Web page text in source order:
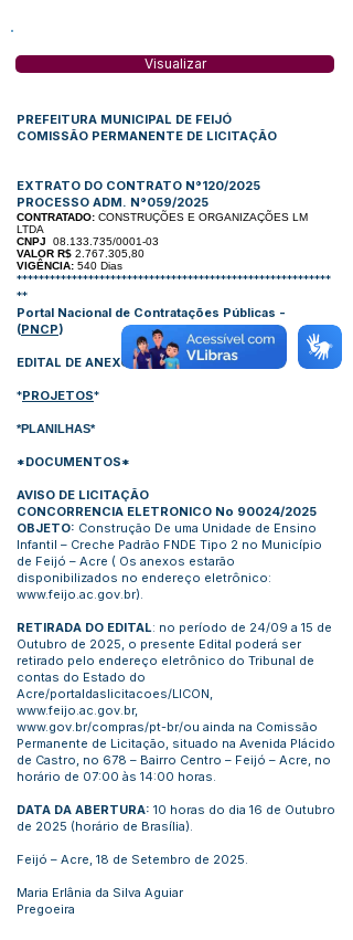
Visualizar
PREFEITURA MUNICIPAL DE FEIJÓ
COMISSÃO PERMANENTE DE LICITAÇÃO
EXTRATO DO CONTRATO N°120/2025
PROCESSO ADM. N°059/2025
CONTRATADO: CONSTRUÇÕES E ORGANIZAÇÕES LM
LTDA
CNPJ 08.133.735/0001-03
VALOR R$ 2.767.305,80
VIGÊNCIA: 540 Dias
*********************************************************
**
Portal Nacional de Contratações Públicas -
(PNCP)
EDITAL DE ANEXOS
*PROJETOS*
*PLANILHAS*
*DOCUMENTOS*
AVISO DE LICITAÇÃO
CONCORRENCIA ELETRONICO No 90024/2025
OBJETO: Construção De uma Unidade de Ensino
Infantil – Creche Padrão FNDE Tipo 2 no Município
de Feijó – Acre ( Os anexos estarão
disponibilizados no endereço eletrônico:
www.feijo.ac.gov.br).
RETIRADA DO EDITAL: no período de 24/09 a 15 de
Outubro de 2025, o presente Edital poderá ser
retirado pelo endereço eletrônico do Tribunal de
contas do Estado do
Acre/portaldaslicitacoes/LICON,
www.feijo.ac.gov.br,
www.gov.br/compras/pt-br/ou ainda na Comissão
Permanente de Licitação, situado na Avenida Plácido
de Castro, no 678 – Bairro Centro – Feijó – Acre, no
horário de 07:00 às 14:00 horas.
DATA DA ABERTURA: 10 horas do dia 16 de Outubro
de 2025 (horário de Brasília).
Feijó – Acre, 18 de Setembro de 2025.
Maria Erlânia da Silva Aguiar
Pregoeira